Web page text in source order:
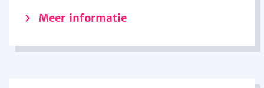
Meer informatie